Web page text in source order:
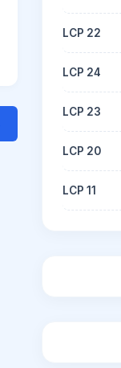
LCP 22
LCP 24
LCP 23
LCP 20
LCP 11